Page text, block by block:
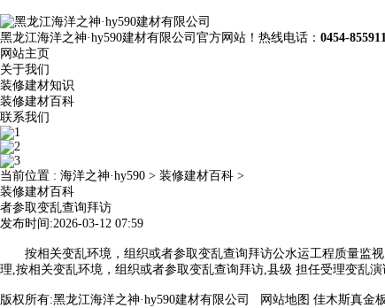
黑龙江海洋之神·hy590建材有限公司官方网站！热线电话： 0454-
网站主页
关于我们
装修建材知识
装修建材百科
联系我们
当前位置 : 海洋之神·hy590 > 装修建材百科 >
装修建材百科
者参取变乱查询拜访
发布时间:2026-03-12 07:59
按相关变乱环境，组织或者参取变乱查询拜访公水运工程质量监视
理,按相关变乱环境，组织或者参取变乱查询拜访,县级 担任受理变乱
版权所有:黑龙江海洋之神·hy590建材有限公司 网站地图 佳木斯真金